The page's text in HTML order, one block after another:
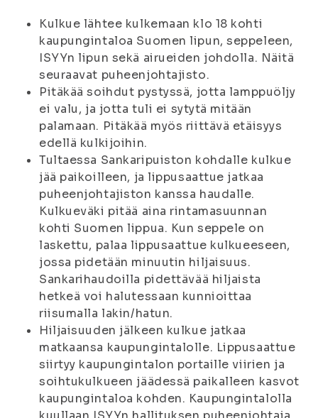
Kulkue lähtee kulkemaan klo 18 kohti
kaupungintaloa Suomen lipun, seppeleen,
ISYYn lipun sekä airueiden johdolla. Näitä
seuraavat puheenjohtajisto.
Pitäkää soihdut pystyssä, jotta lamppuöljy
ei valu, ja jotta tuli ei sytytä mitään
palamaan. Pitäkää myös riittävä etäisyys
edellä kulkijoihin.
Tultaessa Sankaripuiston kohdalle kulkue
jää paikoilleen, ja lippusaattue jatkaa
puheenjohtajiston kanssa haudalle.
Kulkueväki pitää aina rintamasuunnan
kohti Suomen lippua. Kun seppele on
laskettu, palaa lippusaattue kulkueeseen,
jossa pidetään minuutin hiljaisuus.
Sankarihaudoilla pidettävää hiljaista
hetkeä voi halutessaan kunnioittaa
riisumalla lakin/hatun.
Hiljaisuuden jälkeen kulkue jatkaa
matkaansa kaupungintalolle. Lippusaattue
siirtyy kaupungintalon portaille viirien ja
soihtukulkueen jäädessä paikalleen kasvot
kaupungintaloa kohden. Kaupungintalolla